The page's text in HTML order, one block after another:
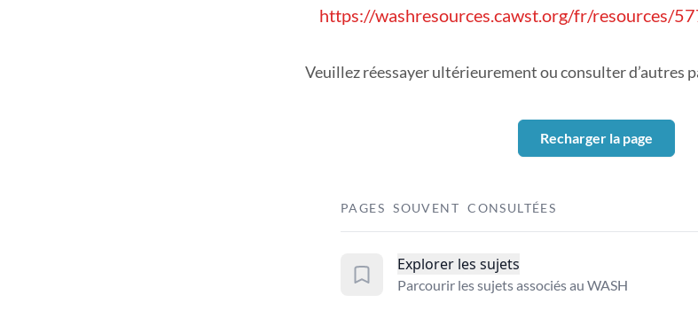
https://washresources.cawst.org/fr/resources/
Veuillez réessayer ultérieurement ou consulter d’autres
Recharger la page
PAGES SOUVENT CONSULTÉES
Explorer les sujets
Parcourir les sujets associés au WASH